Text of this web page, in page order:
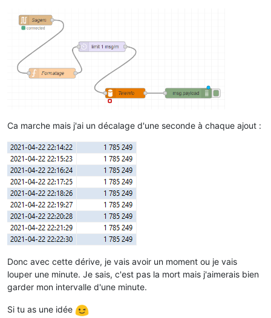
Ca marche mais j'ai un décalage d'une seconde à chaque ajout :
Donc avec cette dérive, je vais avoir un moment ou je vais
louper une minute. Je sais, c'est pas la mort mais j'aimerais bien
garder mon intervalle d'une minute.
Si tu as une idée